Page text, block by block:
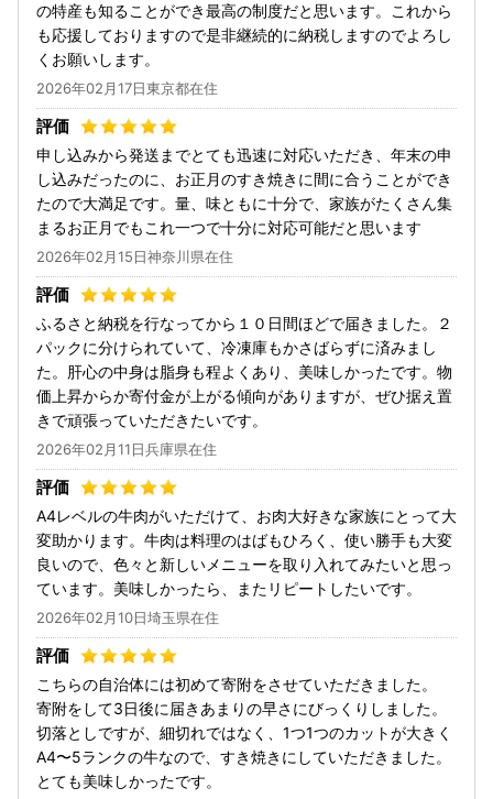
の特産も知ることができ最高の制度だと思います。これから
も応援しておりますので是非継続的に納税しますのでよろし
くお願いします。
2026年02月17日東京都在住
申し込みから発送までとても迅速に対応いただき、年末の申
し込みだったのに、お正月のすき焼きに間に合うことができ
たので大満足です。量、味ともに十分で、家族がたくさん集
まるお正月でもこれ一つで十分に対応可能だと思います
2026年02月15日神奈川県在住
ふるさと納税を行なってから１０日間ほどで届きました。２
パックに分けられていて、冷凍庫もかさばらずに済みまし
た。肝心の中身は脂身も程よくあり、美味しかったです。物
価上昇からか寄付金が上がる傾向がありますが、ぜひ据え置
きで頑張っていただきたいです。
2026年02月11日兵庫県在住
A4レベルの牛肉がいただけて、お肉大好きな家族にとって大
変助かります。牛肉は料理のはばもひろく、使い勝手も大変
良いので、色々と新しいメニューを取り入れてみたいと思っ
ています。美味しかったら、またリピートしたいです。
2026年02月10日埼玉県在住
こちらの自治体には初めて寄附をさせていただきました。
寄附をして3日後に届きあまりの早さにびっくりしました。
切落としですが、細切れではなく、1つ1つのカットが大きく
A4〜5ランクの牛なので、すき焼きにしていただきました。
とても美味しかったです。